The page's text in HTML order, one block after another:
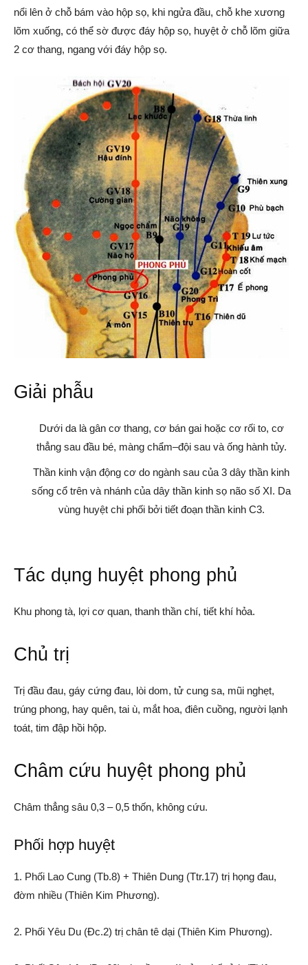
nổi lên ở chỗ bám vào hộp sọ, khi ngửa đầu, chỗ khe xương
lõm xuống, có thể sờ được đáy hộp sọ, huyệt ở chỗ lõm giữa
2 cơ thang, ngang với đáy hộp sọ.
Giải phẫu
Dưới da là gân cơ thang, cơ bán gai hoặc cơ rối to, cơ
thẳng sau đầu bé, màng chẩm–đội sau và ống hành tủy.
Thần kinh vận động cơ do ngành sau của 3 dây thần kinh
sống cổ trên và nhánh của dây thần kinh sọ não số XI. Da
vùng huyệt chi phối bởi tiết đoạn thần kinh C3.
Tác dụng huyệt phong phủ
Khu phong tà, lợi cơ quan, thanh thần chí, tiết khí hỏa.
Chủ trị
Trị đầu đau, gáy cứng đau, lòi dom, tử cung sa, mũi nghẹt,
trúng phong, hay quên, tai ù, mắt hoa, điên cuồng, người lạnh
toát, tim đập hồi hộp.
Châm cứu huyệt phong phủ
Châm thẳng sâu 0,3 – 0,5 thốn, không cứu.
Phối hợp huyệt
1. Phối Lao Cung (Tb.8) + Thiên Dung (Ttr.17) trị họng đau,
đờm nhiều (Thiên Kim Phương).
2. Phối Yêu Du (Đc.2) trị chân tê dại (Thiên Kim Phương).